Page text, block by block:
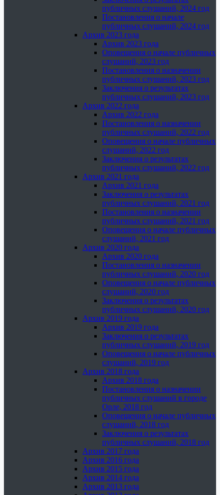
публичных слушаний, 2024 год
Постановления о начале
публичных слушаний, 2024 год
Архив 2023 года
Архив 2023 года
Оповещения о начале публичных
слушаний, 2023 год
Постановления о назначении
публичных слушаний, 2023 год
Заключения о результатах
публичных слушаний, 2023 год
Архив 2022 года
Архив 2022 года
Постановления о назначении
публичных слушаний, 2022 год
Оповещения о начале публичных
слушаний, 2022 год
Заключения о результатах
публичных слушаний, 2022 год
Архив 2021 года
Архив 2021 года
Заключения о результатах
публичных слушаний, 2021 год
Постановления о назначении
публичных слушаний, 2021 год
Оповещения о начале публичных
слушаний, 2021 год
Архив 2020 года
Архив 2020 года
Постановления о назначении
публичных слушаний, 2020 год
Оповещения о начале публичных
слушаний, 2020 год
Заключения о результатах
публичных слушаний, 2020 год
Архив 2019 года
Архив 2019 года
Заключения о результатах
публичных слушаний, 2019 год
Оповещения о начале публичных
слушаний, 2019 год
Архив 2018 года
Архив 2018 года
Постановления о назначении
публичных слушаний в городе
Орле, 2018 год
Оповещения о начале публичных
слушаний, 2018 год
Заключения о результатах
публичных слушаний, 2018 год
Архив 2017 года
Архив 2016 года
Архив 2015 года
Архив 2014 года
Архив 2013 года